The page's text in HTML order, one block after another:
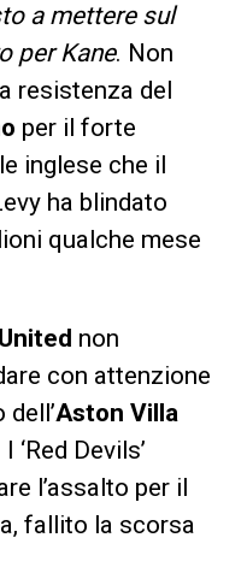
a mettere sul
per Kane. Non
resistenza del
per il forte
inglese che il
ha blindato
qualche mese
non
con attenzione
dell’Aston Villa
I ‘Red Devils’
l’assalto per il
fallito la scorsa